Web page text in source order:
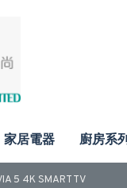
家居電器 廚房系
5 4K SMART TV